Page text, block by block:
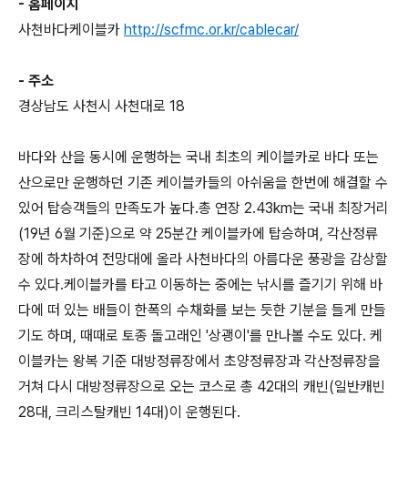
- 홈페이지
사천바다케이블카 http://scfmc.or.kr/cablecar/
- 주소
경상남도 사천시 사천대로 18
바다와 산을 동시에 운행하는 국내 최초의 케이블카로 바다 또는
산으로만 운행하던 기존 케이블카들의 아쉬움을 한번에 해결할 수
있어 탑승객들의 만족도가 높다.총 연장 2.43km는 국내 최장거리
(19년 6월 기준)으로 약 25분간 케이블카에 탑승하며, 각산정류
장에 하차하여 전망대에 올라 사천바다의 아름다운 풍광을 감상할
수 있다.케이블카를 타고 이동하는 중에는 낚시를 즐기기 위해 바
다에 떠 있는 배들이 한폭의 수채화를 보는 듯한 기분을 들게 만들
기도 하며, 때때로 토종 돌고래인 '상괭이'를 만나볼 수도 있다. 케
이블카는 왕복 기준 대방정류장에서 초양정류장과 각산정류장을
거쳐 다시 대방정류장으로 오는 코스로 총 42대의 캐빈(일반캐빈
28대, 크리스탈캐빈 14대)이 운행된다.